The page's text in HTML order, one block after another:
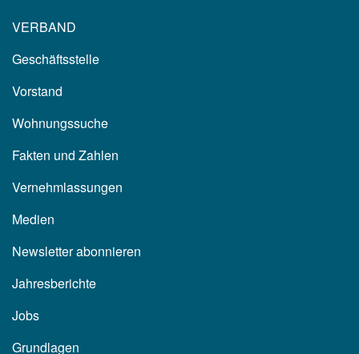
VERBAND
Geschäftsstelle
Vorstand
Wohnungssuche
Fakten und Zahlen
Vernehmlassungen
Medien
Newsletter abonnieren
Jahresberichte
Jobs
Grundlagen